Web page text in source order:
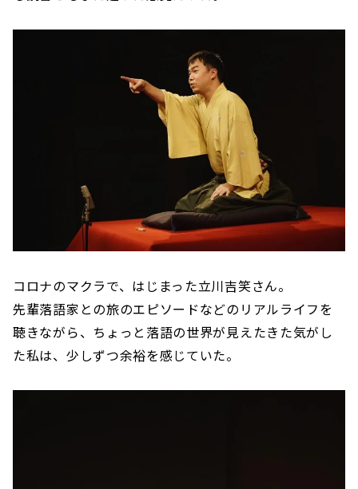
コロナのマクラで、はじまった立川吉笑さん。
先輩落語家との旅のエピソードなどのリアルライフを
聴きながら、ちょっと落語の世界が見えたきた気がし
た私は、少しずつ余裕を感じていた。